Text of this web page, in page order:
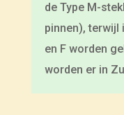
de Type M-
pinnen), terwijl
en F worden
worden er in